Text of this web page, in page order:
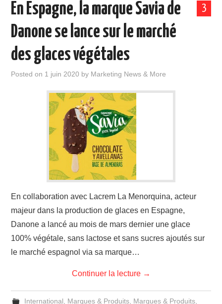
3
En Espagne, la marque Savia de
Danone se lance sur le marché
des glaces végétales
Posted on 1 juin 2020 by Marketing News & More
En collaboration avec Lacrem La Menorquina, acteur
majeur dans la production de glaces en Espagne,
Danone a lancé au mois de mars dernier une glace
100% végétale, sans lactose et sans sucres ajoutés sur
le marché espagnol via sa marque…
Continuer la lecture →
International Marques & Produits, Marques & Produits,